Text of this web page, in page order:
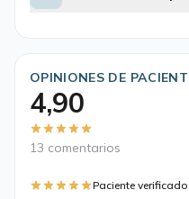
OPINIONES DE
4,90
13 comentarios
Paciente verificado